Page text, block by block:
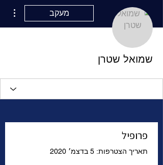
מעקב
שמואל שטרן
פרופיל
תאריך הצטרפות: 5 בדצמ׳ 2020